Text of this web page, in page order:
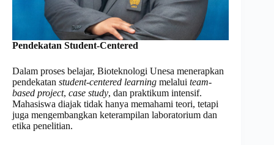
Pendekatan Student-Centered
Dalam proses belajar, Bioteknologi Unesa menerapkan
pendekatan student-centered learning melalui team-
based project, case study, dan praktikum intensif.
Mahasiswa diajak tidak hanya memahami teori, tetapi
juga mengembangkan keterampilan laboratorium dan
etika penelitian.